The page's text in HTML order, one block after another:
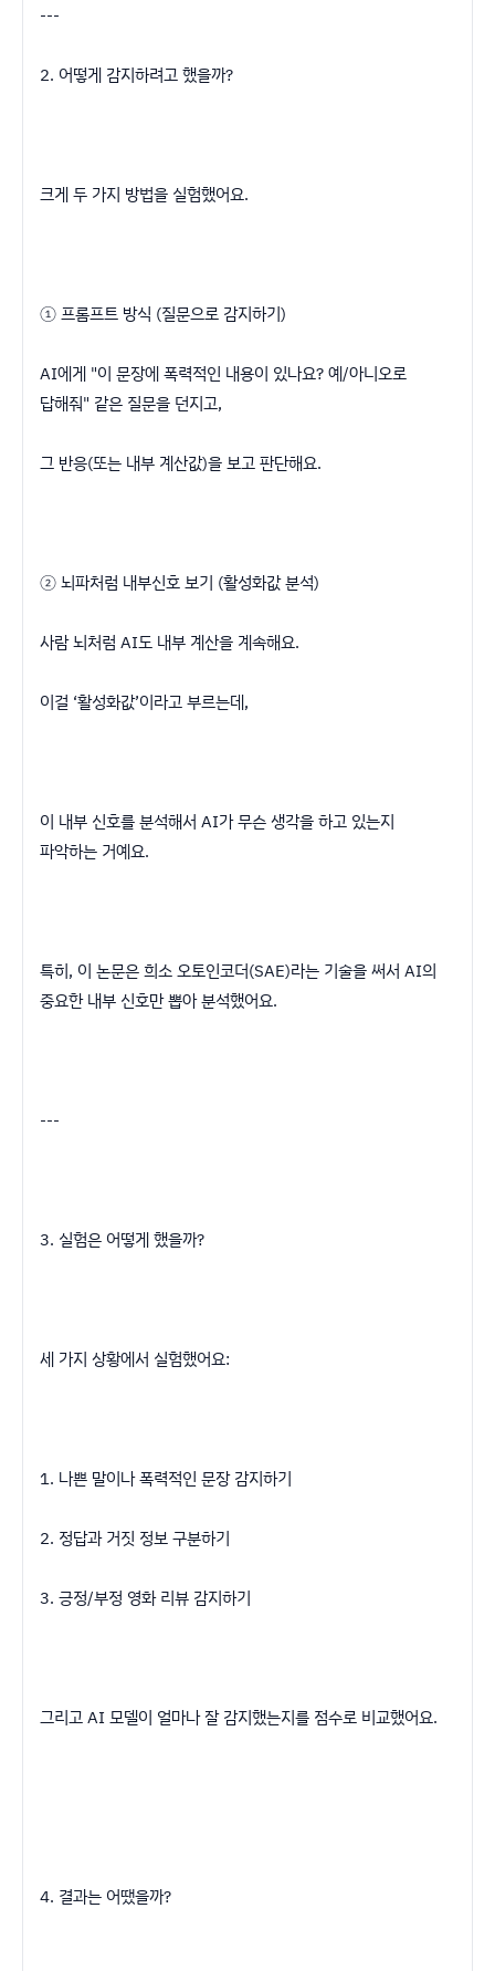
---
2. 어떻게 감지하려고 했을까?
크게 두 가지 방법을 실험했어요.
① 프롬프트 방식 (질문으로 감지하기)
AI에게 "이 문장에 폭력적인 내용이 있나요? 예/아니오로
답해줘" 같은 질문을 던지고,
그 반응(또는 내부 계산값)을 보고 판단해요.
② 뇌파처럼 내부신호 보기 (활성화값 분석)
사람 뇌처럼 AI도 내부 계산을 계속해요.
이걸 ‘활성화값’이라고 부르는데,
이 내부 신호를 분석해서 AI가 무슨 생각을 하고 있는지
파악하는 거예요.
특히, 이 논문은 희소 오토인코더(SAE)라는 기술을 써서 AI의
중요한 내부 신호만 뽑아 분석했어요.
---
3. 실험은 어떻게 했을까?
세 가지 상황에서 실험했어요:
1. 나쁜 말이나 폭력적인 문장 감지하기
2. 정답과 거짓 정보 구분하기
3. 긍정/부정 영화 리뷰 감지하기
그리고 AI 모델이 얼마나 잘 감지했는지를 점수로 비교했어요.
4. 결과는 어땠을까?